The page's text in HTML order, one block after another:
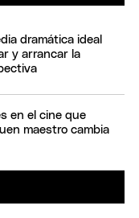
dramática ideal
y arrancar la
en el cine que
maestro cambia